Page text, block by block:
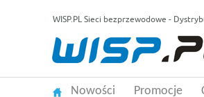
WISP.PL Sieci bezprzewodowe -
Nowości Promocje